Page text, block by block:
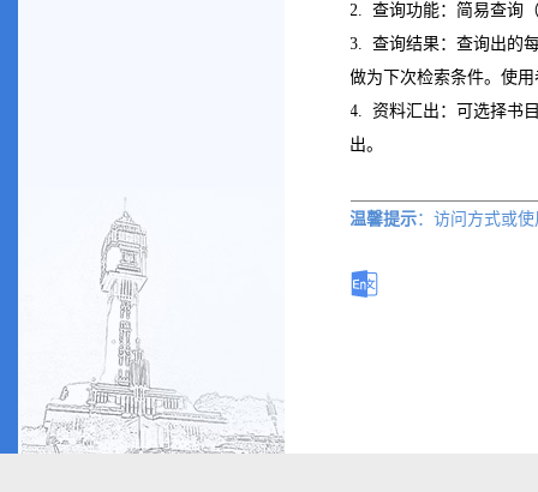
2. 查询功能：简易查询
3. 查询结果：查询出的
做为下次检索条件。使
4. 资料汇出：可选择书
出。
温馨提示：访问方式或使